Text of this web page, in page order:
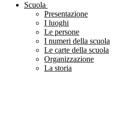
Scuola
Presentazione
I luoghi
Le persone
I numeri della scuola
Le carte della scuola
Organizzazione
La storia